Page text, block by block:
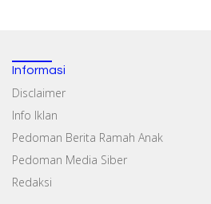
Informasi
Disclaimer
Info Iklan
Pedoman Berita Ramah Anak
Pedoman Media Siber
Redaksi